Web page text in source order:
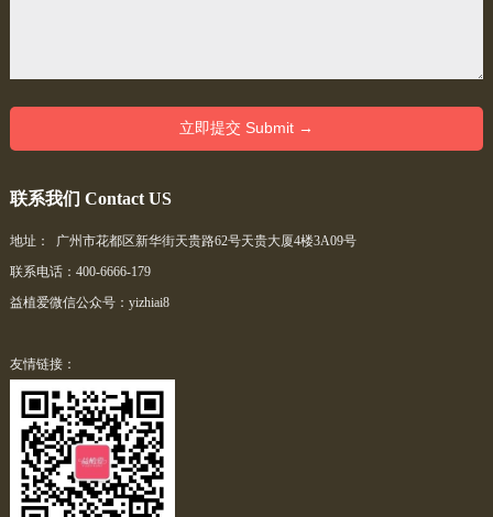
联系我们 Contact US
地址： 广州市花都区新华街天贵路62号天贵大厦4楼3A09号
联系电话：400-6666-179
益植爱微信公众号：yizhiai8
友情链接：